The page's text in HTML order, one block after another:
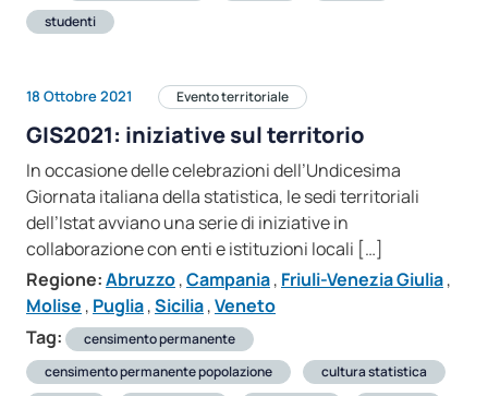
studenti
18 Ottobre 2021 Evento territoriale
GIS2021: iniziative sul territorio
In occasione delle celebrazioni dell’Undicesima
Giornata italiana della statistica, le sedi territoriali
dell’Istat avviano una serie di iniziative in
collaborazione con enti e istituzioni locali […]
Regione:Abruzzo,Campania, Friuli-Venezia Giulia,
Molise , Puglia,Sicilia,Veneto
Tag:
censimento permanente
censimento permanente popolazione
cultura statistica